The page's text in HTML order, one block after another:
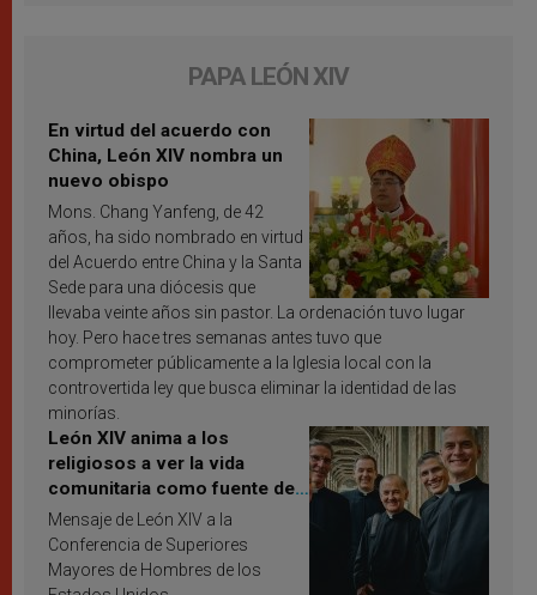
PAPA LEÓN XIV
En virtud del acuerdo con
China, León XIV nombra un
nuevo obispo
Mons. Chang Yanfeng, de 42
años, ha sido nombrado en virtud
del Acuerdo entre China y la Santa
Sede para una diócesis que
llevaba veinte años sin pastor. La ordenación tuvo lugar
hoy. Pero hace tres semanas antes tuvo que
comprometer públicamente a la Iglesia local con la
controvertida ley que busca eliminar la identidad de las
minorías.
León XIV anima a los
religiosos a ver la vida
comunitaria como fuente de
inspiración y santificación
Mensaje de León XIV a la
Conferencia de Superiores
Mayores de Hombres de los